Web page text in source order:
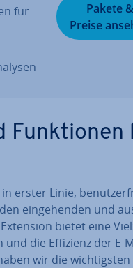
für
Pakete &
Preise
Funk­tio­nen
in erster Linie,
ein­ge­hen­den und
bietet eine
die Effizienz der E-
wir die wich­tigs­ten